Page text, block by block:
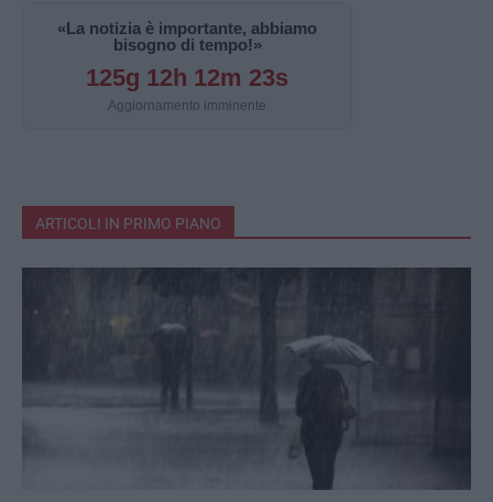
«La notizia è importante, abbiamo
bisogno di tempo!»
125g 12h 12m 22s
Aggiornamento imminente
ARTICOLI IN PRIMO PIANO